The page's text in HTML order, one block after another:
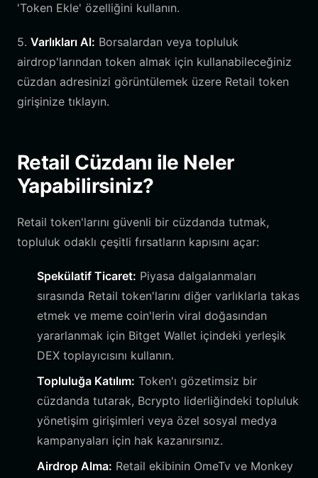
'Token Ekle' özelliğini kullanın.
5. Varlıkları Al: Borsalardan veya topluluk
airdrop'larından token almak için kullanabileceğiniz
cüzdan adresinizi görüntülemek üzere Retail token
girişinize tıklayın.
Retail Cüzdanı ile Neler
Yapabilirsiniz?
Retail token'larını güvenli bir cüzdanda tutmak,
topluluk odaklı çeşitli fırsatların kapısını açar:
Spekülatif Ticaret: Piyasa dalgalanmaları
sırasında Retail token'larını diğer varlıklarla takas
etmek ve meme coin'lerin viral doğasından
yararlanmak için Bitget Wallet içindeki yerleşik
DEX toplayıcısını kullanın.
Topluluğa Katılım: Token'ı gözetimsiz bir
cüzdanda tutarak, Bcrypto liderliğindeki topluluk
yönetişim girişimleri veya özel sosyal medya
kampanyaları için hak kazanırsınız.
Airdrop Alma: Retail ekibinin OmeTv ve Monkey